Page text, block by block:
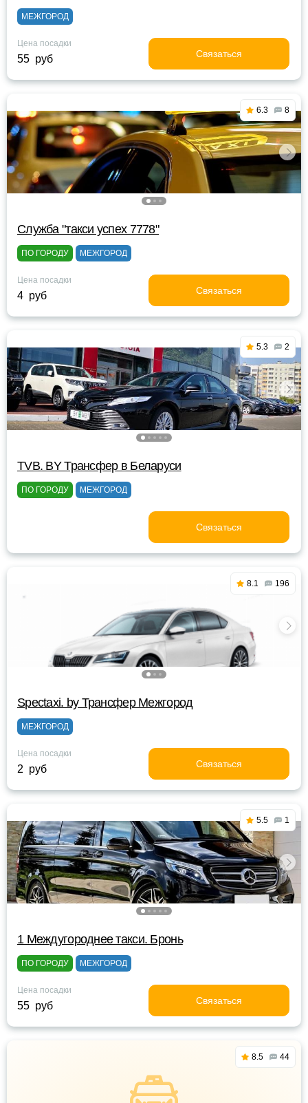
МЕЖГОРОД
Цена посадки
55 руб Связаться
6.3 8
Служба "такси успех 7778"
ПО ГОРОДУ МЕЖГОРОД
Цена посадки
4 руб Связаться
5.3 2
TVB. BY Трансфер в Беларуси
ПО ГОРОДУ МЕЖГОРОД
Связаться
8.1 196
Spectaxi. by Трансфер Межгород
МЕЖГОРОД
Цена посадки
2 руб Связаться
5.5 1
1 Междугороднее такси. Бронь
ПО ГОРОДУ МЕЖГОРОД
Цена посадки
55 руб Связаться
8.5 44